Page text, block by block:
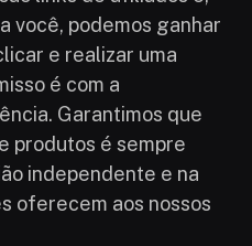
você, podemos ganhar
e realizar uma
é com a
Garantimos que
produtos é sempre
independente e na
oferecem aos nossos